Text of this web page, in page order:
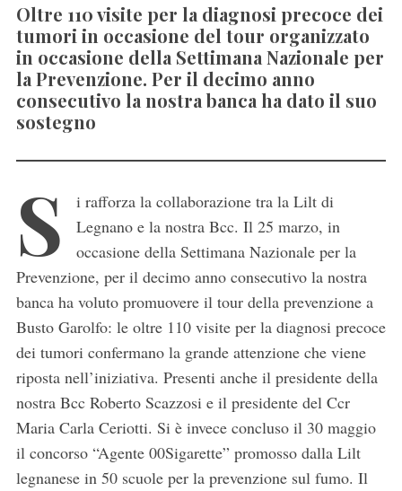
Oltre 110 visite per la diagnosi precoce dei
tumori in occasione del tour organizzato
in occasione della Settimana Nazionale per
la Prevenzione. Per il decimo anno
consecutivo la nostra banca ha dato il suo
sostegno
S
i rafforza la collaborazione tra la Lilt di
Legnano e la nostra Bcc. Il 25 marzo, in
occasione della Settimana Nazionale per la
Prevenzione, per il decimo anno consecutivo la nostra
banca ha voluto promuovere il tour della prevenzione a
Busto Garolfo: le oltre 110 visite per la diagnosi precoce
dei tumori confermano la grande attenzione che viene
riposta nell’iniziativa. Presenti anche il presidente della
nostra Bcc Roberto Scazzosi e il presidente del Ccr
Maria Carla Ceriotti. Si è invece concluso il 30 maggio
il concorso “Agente 00Sigarette” promosso dalla Lilt
legnanese in 50 scuole per la prevenzione sul fumo. Il